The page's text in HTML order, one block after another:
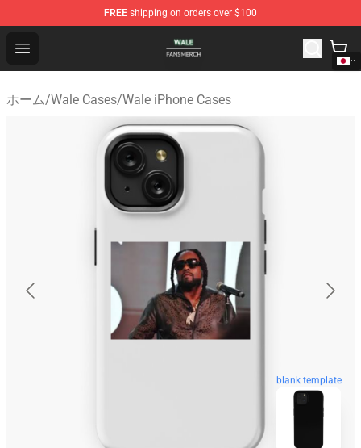
FREE shipping on orders over $100
Open menu
Wale Shop - Official Wale Merchandise Store
ホーム/Wale Cases/Wale iPhone Cases
blank template